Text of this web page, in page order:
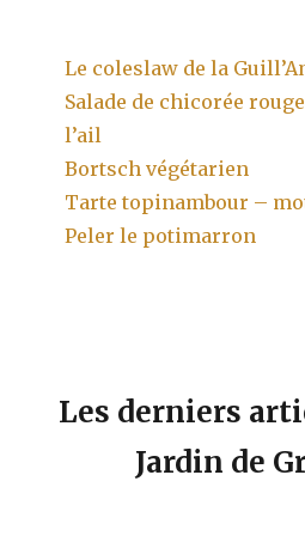
Le coleslaw de la
Salade de chicorée
l’ail
Bortsch végétarien
Tarte topinambour –
Peler le potimarron
Les derniers
Jardin de